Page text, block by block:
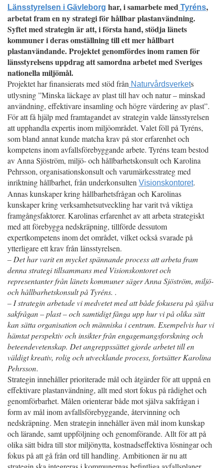
Länsstyrelsen i Gävleborg har, i samarbete med Tyréns,
arbetat fram en ny strategi för hållbar plastanvändning.
Syftet med strategin är att, i första hand, stödja länets
kommuner i deras omställning till ett mer hållbart
plastanvändande. Projektet genomfördes inom ramen för
länsstyrelsens uppdrag att samordna arbetet med Sveriges
nationella miljömål.
Projektet har finansierats med stöd från Naturvårdsverkets
utlysning ”Minska läckage av plast till hav och natur – minskad
användning, effektivare insamling och högre värdering av plast”.
För att få hjälp med framtagandet av strategin valde länsstyrelsen
att upphandla expertis inom miljöområdet. Valet föll på Tyréns,
som bland annat kunde matcha krav på stor erfarenhet och
kompetens inom avfallsförebyggande arbete. Tyréns team bestod
av Anna Sjöström, miljö- och hållbarhetskonsult och Karolina
Pehrsson, organisationskonsult och varumärkesstrateg med
inriktning hållbarhet, från underkonsulten Visionskontoret.
Annas kunskaper kring hållbarhetsfrågan och Karolinas
kunskaper kring verksamhetsutveckling har varit två viktiga
framgångsfaktorer. Karolinas erfarenhet av att arbeta strategiskt
med att förebygga nedskräpning, tillförde dessutom
expertkompetens inom det området, vilket också svarade på
ytterligare ett krav från länsstyrelsen.
– Det har varit en mycket spännande process att arbeta fram
denna strategi tillsammans med Visionskontoret och
representanter från länets kommuner säger Anna Sjöström, miljö-
och hållbarhetskonsult på Tyréns. .
– I strategin arbetade vi medvetet med att både fokusera på själva
sakfrågan – plast – och samtidigt fånga upp hur vi på olika sätt
kan sätta organisation och människa i centrum. Exempelvis har vi
hämtat perspektiv och insikter från engagemangsforskning och
beteendevetenskap. Det angreppssättet gjorde arbetet till en
väldigt kreativ, rolig och utvecklande process, fortsätter Karolina
Pehrsson.
Strategin innehåller prioriterade mål och åtgärder för att uppnå en
effektivare plastanvändning, allt med stort fokus på rådighet och
genomförbarhet. Målen orienterar både mot själva sakfrågan i
form av mål inom avfallsförebyggande, återvinning och
nedskräpning. Men strategin innehåller även mål inom kunskap
och lärande, samt uppföljning och genomförande. Allt för att på
olika sätt bidra till stor miljönytta, kostnadseffektiva lösningar och
fokus på att gå från ord till handling. Ambitionen är nu att